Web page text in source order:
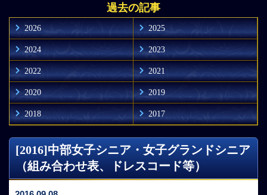
過去の記事
2026 2025
2024 2023
2022 2021
2020 2019
2018 2017
[2016]中部女子シニア・女子グランドシニア
（組み合わせ表、ドレスコード等）